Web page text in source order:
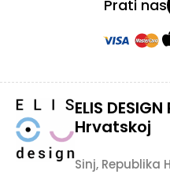
Prati nas
ELIS
Hrvatskoj
Sinj, Republika